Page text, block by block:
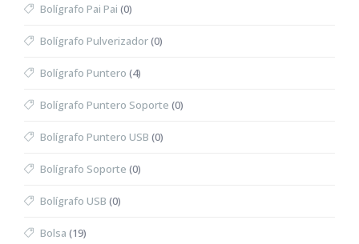
Bolígrafo Pai Pai (0)
Bolígrafo Pulverizador(0)
Bolígrafo Puntero (4)
Bolígrafo Puntero Soporte (0)
Bolígrafo Puntero USB (0)
Bolígrafo Soporte (0)
Bolígrafo USB (0)
Bolsa (19)